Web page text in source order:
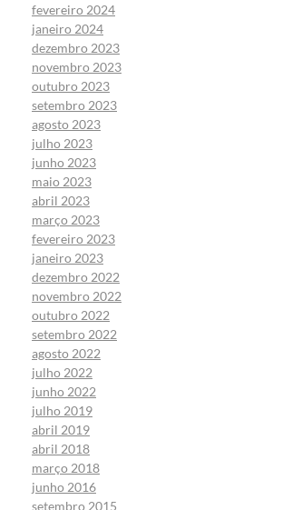
fevereiro 2024
janeiro 2024
dezembro 2023
novembro 2023
outubro 2023
setembro 2023
agosto 2023
julho 2023
junho 2023
maio 2023
abril 2023
março 2023
fevereiro 2023
janeiro 2023
dezembro 2022
novembro 2022
outubro 2022
setembro 2022
agosto 2022
julho 2022
junho 2022
julho 2019
abril 2019
abril 2018
março 2018
junho 2016
setembro 2015